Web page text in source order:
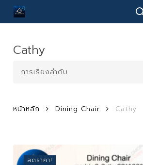
Skip
contentCathy
หน้าหลัก Dining Chair Cathy
ลดราคา!